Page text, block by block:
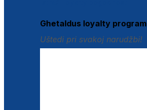
Ghetaldus loyalty program
Uštedi pri svakoj narudžbi!